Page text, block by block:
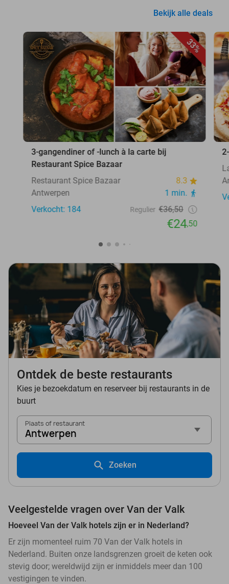
Bekijk alle deals
33%
3-gangendiner of -lunch à la carte bij
Restaurant Spice Bazaar
Restaurant Spice Bazaar
8.3
Antwerpen
1 min.
Verkocht: 184
Regulier €36,50
€24,50
Ontdek de beste restaurants
Kies je bezoekdatum en reserveer bij restaurants in de
buurt
Plaats of restaurant
Antwerpen
Zoeken
Veelgestelde vragen over Van der Valk
Hoeveel Van der Valk hotels zijn er in Nederland?
Er zijn momenteel ruim 70 Van der Valk hotels in
Nederland. Buiten onze landsgrenzen groeit de keten ook
stevig door; wereldwijd zijn er inmiddels meer dan 100
vestigingen te vinden.